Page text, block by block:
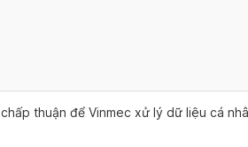
thuận để Vinmec xử lý dữ liệu cá